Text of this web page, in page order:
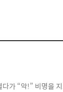
가 “악!” 비명을